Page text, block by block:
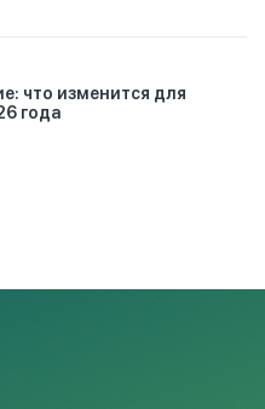
что изменится для
года